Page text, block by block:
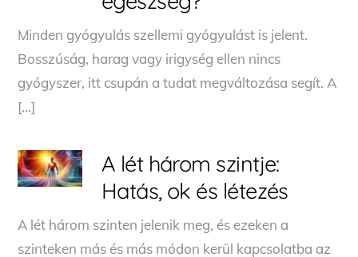
Minden gyógyulás szellemi gyógyulást is jelent.
Bosszúság, harag vagy irigység ellen nincs
gyógyszer, itt csupán a tudat megváltozása segít. A
[…]
A lét három szintje:
Hatás, ok és létezés
A lét három szinten jelenik meg, és ezeken a
szinteken más és más módon kerül kapcsolatba az